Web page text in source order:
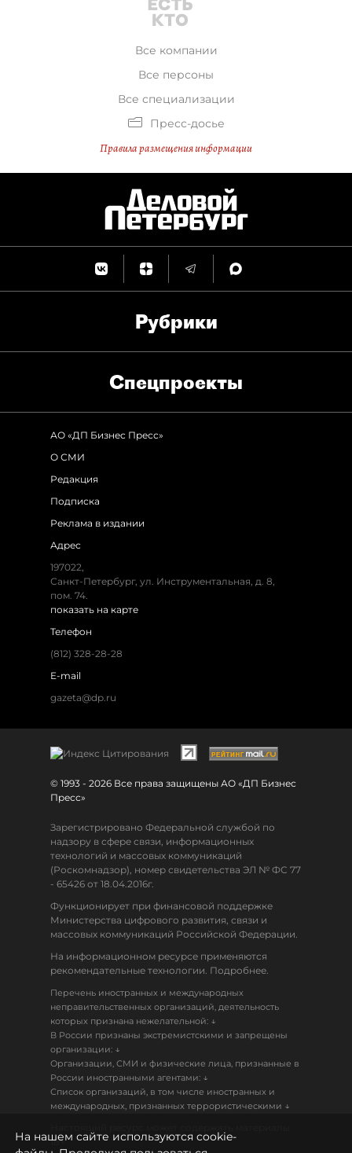
Все компании
Все персоны
Все специализации
Пресс-досье
Правила размещения информации
Рубрики
Спец­проекты
АО «ДП Бизнес Пресс»
О СМИ
Редакция
Подписка
Реклама в издании
Адрес
197022,
Санкт-Петербург, ул. Инструментальная, д. 8,
пом. 74.
показать на карте
Телефон
(812) 328-28-28
E-mail
gazeta@dp.ru
© 1993 - 2026 Все права защищены АО «ДП Бизнес
Пресс»
Зарегистрировано Федеральной службой по
надзору в сфере связи, информационных
технологий и массовых коммуникаций
(Роскомнадзор), номер свидетельства ЭЛ № ФС 77
- 65426 от 18.04.2016г.
Функционирует при финансовой поддержке
Министерства цифрового развития, связи и
массовых коммуникаций Российской Федерации.
На информационном ресурсе применяются
рекомендательные технологии. Подробнее.
Перечень иностранных и международных
неправительственных организаций, деятельность
которых признана нежелательной: ↓
В России признаны экстремистскими и запрещены
организации: ↓
Организации, СМИ и физические лица, признанные в
России иностранными агентами: ↓
Список организаций, в том числе иностранных и
международных, признанных террористическими ↓
18+
На нашем сайте используются cookie-